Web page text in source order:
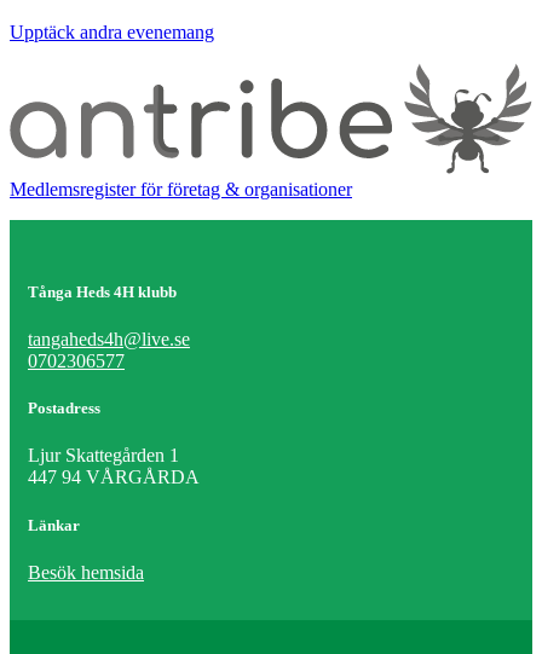
Upptäck andra evenemang
Medlemsregister för företag & organisationer
Tånga Heds 4H klubb
tangaheds4h@live.se
0702306577
Postadress
Ljur Skattegården 1
447 94 VÅRGÅRDA
Länkar
Besök hemsida